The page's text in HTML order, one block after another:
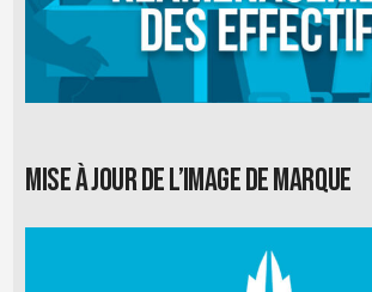
Mise à jour de l’image de marque